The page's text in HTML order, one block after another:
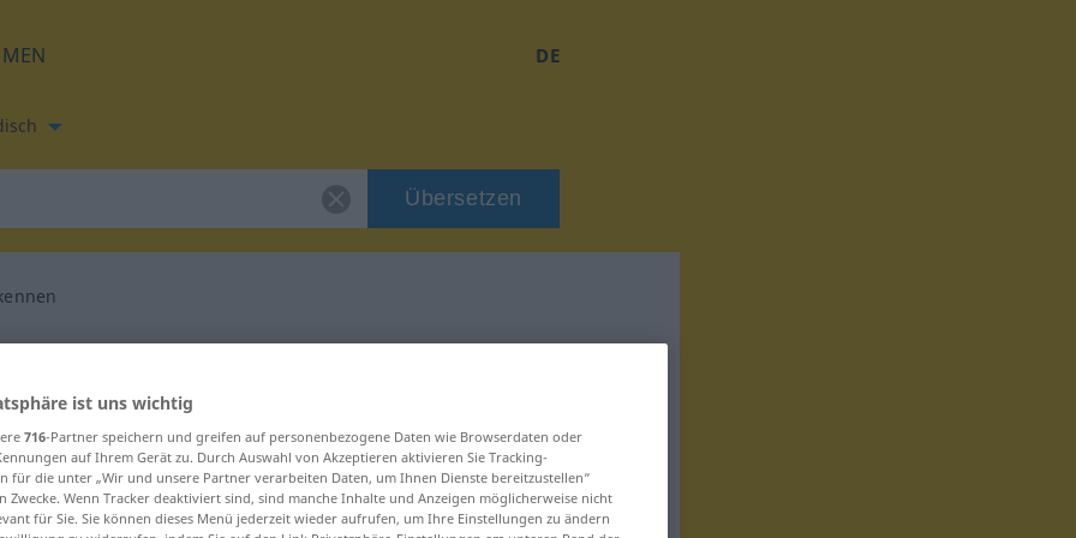
DE
Übersetzen
für "anerkennen"
ist uns wichtig
716-Partner speichern und greifen auf personenbezogene Daten wie Browserdaten oder
auf Ihrem Gerät zu. Durch Auswahl von Akzeptieren aktivieren Sie Tracking-
für die unter „Wir und unsere Partner verarbeiten Daten, um Ihnen Dienste bereitzustellen“
Zwecke. Wenn Tracker deaktiviert sind, sind manche Inhalte und Anzeigen möglicherweise nicht
für Sie. Sie können dieses Menü jederzeit wieder aufrufen, um Ihre Einstellungen zu ändern